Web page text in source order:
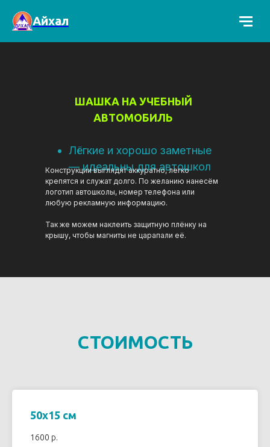
Айхал
ШАШКА НА УЧЕБНЫЙ
АВТОМОБИЛЬ
Лёгкие и хорошо заметные
— идеальны для автошкол
Конструкции выглядят аккуратно, легко
крепятся и служат долго. По желанию нанесём
логотип автошколы, номер телефона или
любую рекламную информацию.
Так же можем наклеить защитную плёнку на
крышу, чтобы магниты не царапали её.
СТОИМОСТЬ
50х15 см
1600 р.